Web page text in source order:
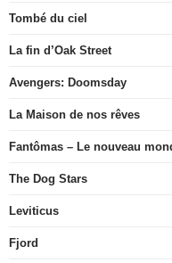
Tombé du ciel
La fin d’Oak Street
Avengers: Doomsday
La Maison de nos rêves
Fantômas – Le nouveau
The Dog Stars
Leviticus
Fjord